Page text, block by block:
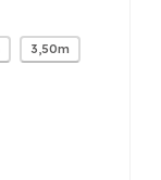
3,50m